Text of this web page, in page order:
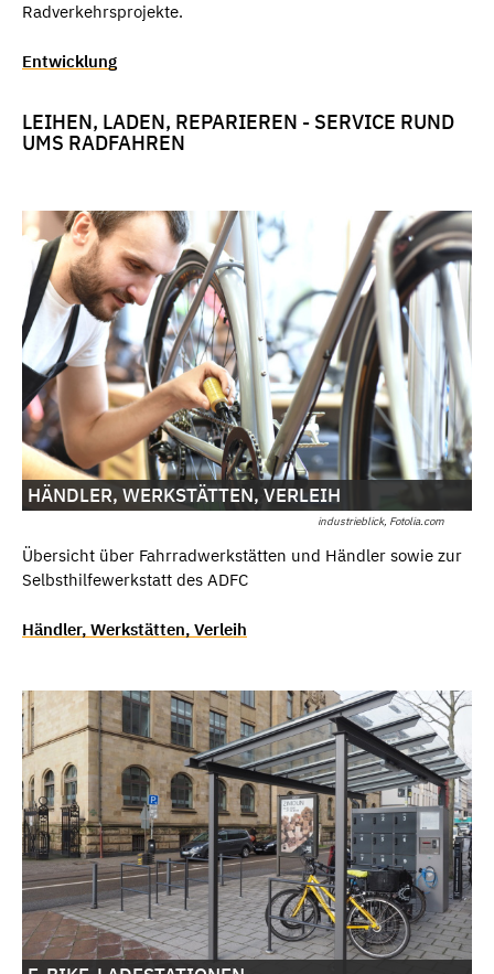
Radverkehrsprojekte.
Entwicklung
LEIHEN, LADEN, REPARIEREN - SERVICE RUND
UMS RADFAHREN
industrieblick, Fotolia.com
HÄNDLER, WERKSTÄTTEN, VERLEIH
Übersicht über Fahrradwerkstätten und Händler sowie zur
Selbsthilfewerkstatt des ADFC
Händler, Werkstätten, Verleih